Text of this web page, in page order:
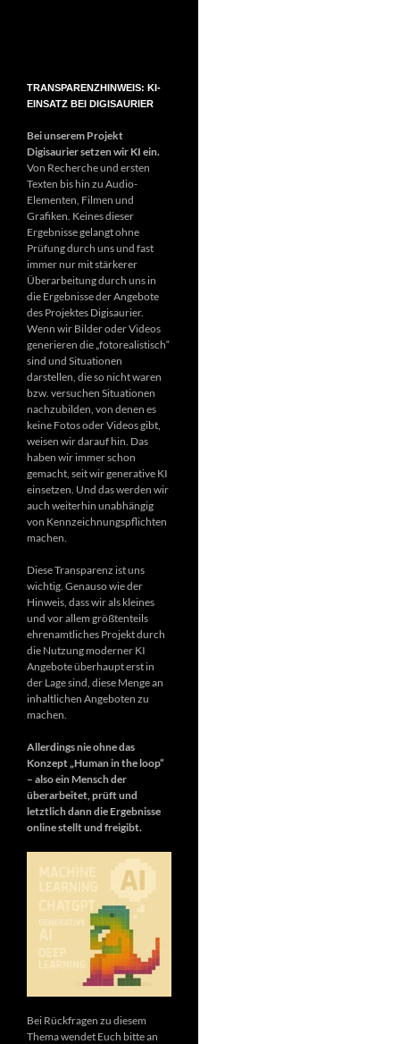
TRANSPARENZHINWEIS: KI-
EINSATZ BEI DIGISAURIER
Bei unserem Projekt
Digisaurier setzen wir KI ein.
Von Recherche und ersten
Texten bis hin zu Audio-
Elementen, Filmen und
Grafiken. Keines dieser
Ergebnisse gelangt ohne
Prüfung durch uns und fast
immer nur mit stärkerer
Überarbeitung durch uns in
die Ergebnisse der Angebote
des Projektes Digisaurier.
Wenn wir Bilder oder Videos
generieren die „fotorealistisch“
sind und Situationen
darstellen, die so nicht waren
bzw. versuchen Situationen
nachzubilden, von denen es
keine Fotos oder Videos gibt,
weisen wir darauf hin. Das
haben wir immer schon
gemacht, seit wir generative KI
einsetzen. Und das werden wir
auch weiterhin unabhängig
von Kennzeichnungspflichten
machen.
Diese Transparenz ist uns
wichtig. Genauso wie der
Hinweis, dass wir als kleines
und vor allem größtenteils
ehrenamtliches Projekt durch
die Nutzung moderner KI
Angebote überhaupt erst in
der Lage sind, diese Menge an
inhaltlichen Angeboten zu
machen.
Allerdings nie ohne das
Konzept „Human in the loop“
– also ein Mensch der
überarbeitet, prüft und
letztlich dann die Ergebnisse
online stellt und freigibt.
Bei Rückfragen zu diesem
Thema wendet Euch bitte an